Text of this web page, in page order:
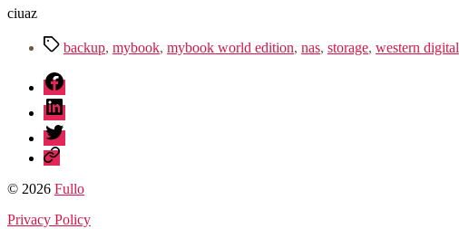
ciuaz
Tagbackup, mybook, mybook world edition, nas, storage, western digital
fb
linkedin
twitter
sessionize
© 2026 Fullo
Privacy Policy